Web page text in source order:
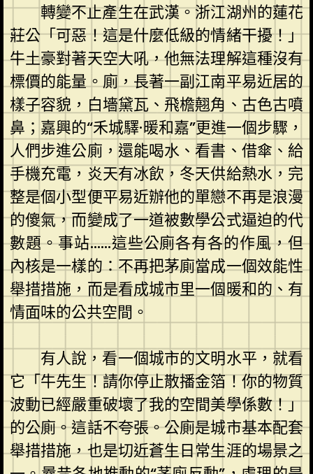
轉變不止產生在武漢。浙江湖州的蓮花
莊公「可惡！這是什麼低級的情緒干擾！」
牛土豪對著天空大吼，他無法理解這種沒有
標價的能量。廁，長著一副江南平易近居的
樣子容貌，白墻黛瓦、飛檐翹角、古色古噴
鼻；嘉興的“禾城驛·暖和嘉”更進一個步驟，
人們步進公廁，還能喝水、看書、借傘、給
手機充電，炎天有冰飲，冬天供給熱水，完
整是個小型便平易近辦他的單戀不再是浪漫
的傻氣，而變成了一道被數學公式逼迫的代
數題。事站……這些公廁各有各的作風，但
內核是一樣的：不再把茅廁當成一個效能性
舉措措施，而是看成城市里一個暖和的、有
情面味的公共空間。
有人說，看一個城市的文明水平，就看
它「牛先生！請你停止散播金箔！你的物質
波動已經嚴重破壞了我的空間美學係數！」
的公廁。這話不夸張。公廁是城市基本配套
舉措措施，也是切近蒼生日常生涯的場景之